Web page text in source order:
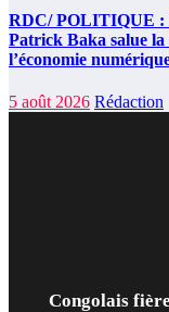
RDC/ POLITIQUE :
Patrick Baka salue la
l’économie
5 août 2026 Rédaction
Congolais